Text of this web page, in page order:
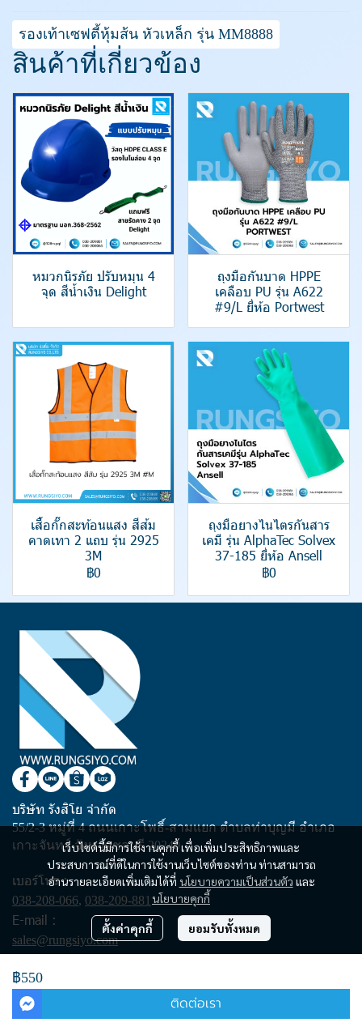
รองเท้าเซฟตี้หุ้มส้น หัวเหล็ก รุ่น MM8888
สินค้าที่เกี่ยวข้อง
หมวกนิรภัย ปรับหมุน 4
จุด สีน้ำเงิน Delight
ถุงมือกันบาด HPPE
เคลือบ PU รุ่น A622
#9/L ยี่ห้อ Portwest
เสื้อกั๊กสะท้อนแสง สีส้ม
คาดเทา 2 แถบ รุ่น 2925
3M
฿0
ถุงมือยางไนไตรกันสาร
เคมี รุ่น AlphaTec Solvex
37-185 ยี่ห้อ Ansell
฿0
฿550
ติดต่อเรา
เว็บไซต์นี้มีการใช้งานคุกกี้ เพื่อเพิ่มประสิทธิภาพและ
ประสบการณ์ที่ดีในการใช้งานเว็บไซต์ของท่าน ท่านสามารถ
อ่านรายละเอียดเพิ่มเติมได้ที่ นโยบายความเป็นส่วนตัว และ
นโยบายคุกกี้
ตั้งค่าคุกกี้ ยอมรับทั้งหมด
บริษัท รังสิโย จำกัด
55/2-3 หมู่ที่ 4 ถนนเกาะโพธิ์-สามแยก ตำบลท่าบุญมี อำเภอ
เกาะจันทร์ จังหวัดชลบุรี 20240
เบอร์โทร :
038-208-066, 038-209-881
E-mail :
sales@rungsiyo.com
Copyright | All Rights Reserved | Powered by rungsiyo.com
Powered By MakeWebEasy